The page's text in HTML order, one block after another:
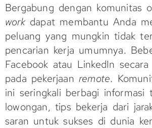
Bergabung dengan komunitas
workdapat membantu Anda
peluang yang mungkin tidak
pencarian kerja umumnya.
Facebook atau LinkedIn
pada pekerjaan remote.
ini seringkali berbagi informasi
lowongan, tips bekerja dari
saran untuk sukses di dunia